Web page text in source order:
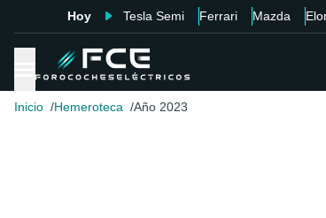
Hoy Tesla Semi Ferrari Mazda
Inicio Hemeroteca Año 2023